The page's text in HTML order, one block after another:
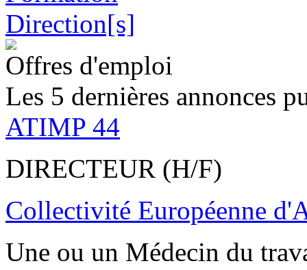
Offres d'emploi
Les 5 dernières annonces
ATIMP 44
DIRECTEUR (H/F)
Collectivité Européenne
Une ou un Médecin du